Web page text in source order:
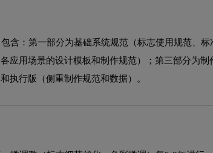
含：第一部分为基础系统规范（标志使用规范、标
应用场景的设计模板和制作规范）；第三部分为制
执行版（侧重制作规范和数据）。